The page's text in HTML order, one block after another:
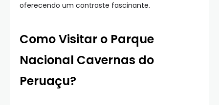
oferecendo um contraste fascinante.
Como Visitar o Parque
Nacional Cavernas do
Peruaçu?